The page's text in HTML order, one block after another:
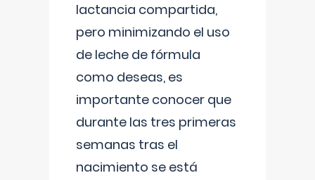
lactancia compartida,
pero minimizando el uso
de leche de fórmula
como deseas, es
importante conocer que
durante las tres primeras
semanas tras el
nacimiento se está